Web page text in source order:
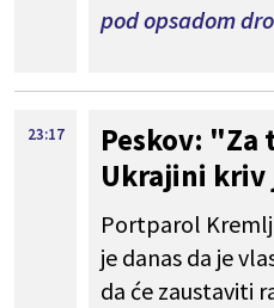
pod opsadom
23:17
Peskov: "Za
Ukrajini
Portparol
je danas da je
da će zaustaviti